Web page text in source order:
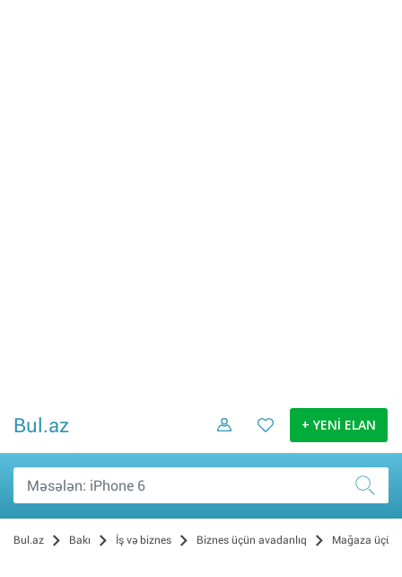
Bul.az + YENİ ELAN
Bul.az Bakı İş və biznes Biznes üçün avadanlıq Mağaza üçün